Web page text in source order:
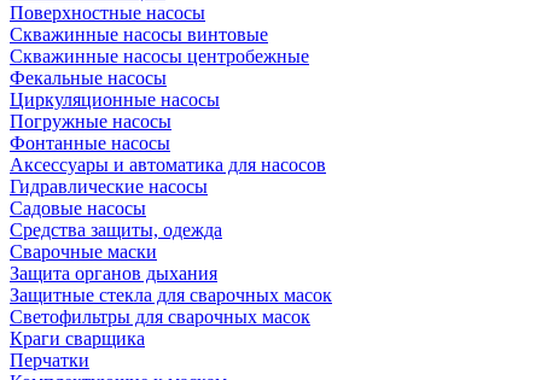
Поверхностные насосы
Скважинные насосы винтовые
Скважинные насосы центробежные
Фекальные насосы
Циркуляционные насосы
Погружные насосы
Фонтанные насосы
Аксессуары и автоматика для насосов
Гидравлические насосы
Садовые насосы
Средства защиты, одежда
Сварочные маски
Защита органов дыхания
Защитные стекла для сварочных масок
Светофильтры для сварочных масок
Краги сварщика
Перчатки